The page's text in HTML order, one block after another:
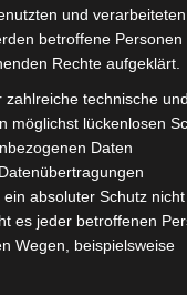
und verarbeiteten
betroffene Personen
Rechte aufgeklärt.
technische und
möglichst lückenlosen
Daten
absoluter Schutz nicht
es jeder betroffenen
Wegen, beispielsweise